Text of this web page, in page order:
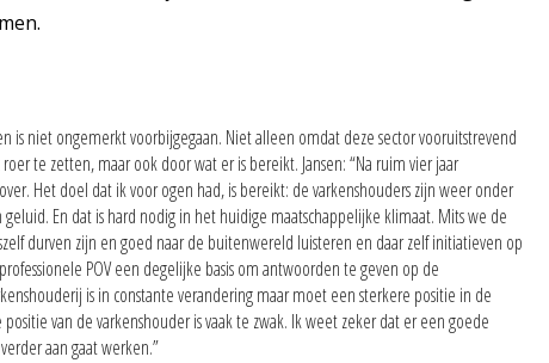
is niet ongemerkt voorbijgegaan. Niet alleen omdat deze sector vooruitstrevend
te zetten, maar ook door wat er is bereikt. Jansen: “Na ruim vier jaar
Het doel dat ik voor ogen had, is bereikt: de varkenshouders zijn weer onder
En dat is hard nodig in het huidige maatschappelijke klimaat. Mits we de
durven zijn en goed naar de buitenwereld luisteren en daar zelf initiatieven op
POV een degelijke basis om antwoorden te geven op de
is in constante verandering maar moet een sterkere positie in de
van de varkenshouder is vaak te zwak. Ik weet zeker dat er een goede
aan gaat werken.”